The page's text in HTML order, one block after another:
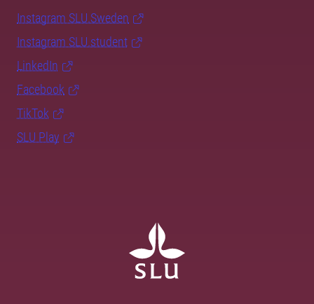
Instagram SLU.Sweden
Instagram SLU.student
LinkedIn
Facebook
TikTok
SLU Play